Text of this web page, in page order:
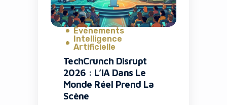
Événements
Intelligence
Artificielle
TechCrunch Disrupt
2026 : L’IA Dans Le
Monde Réel Prend La
Scène